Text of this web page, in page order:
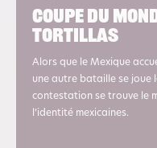
Coupe du
tortillas
Alors que le Mexique
une autre bataille se joue
contestation se trouve le
l’identité mexicaines.